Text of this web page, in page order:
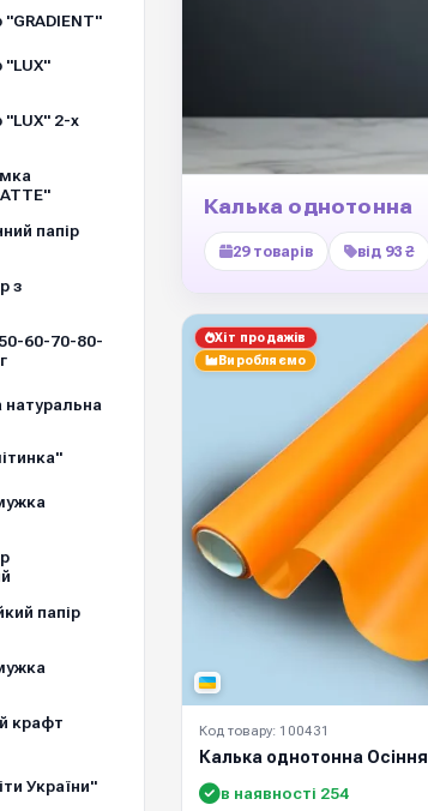
"LUX"
2-х
папір
з
60-70-80-
папір
крафт
України"
Калька однотонна
29 товарів від 93 ₴
Хіт продажів
Виробляємо
Код товару: 100431
Калька однотонна Осіння
в наявності 254